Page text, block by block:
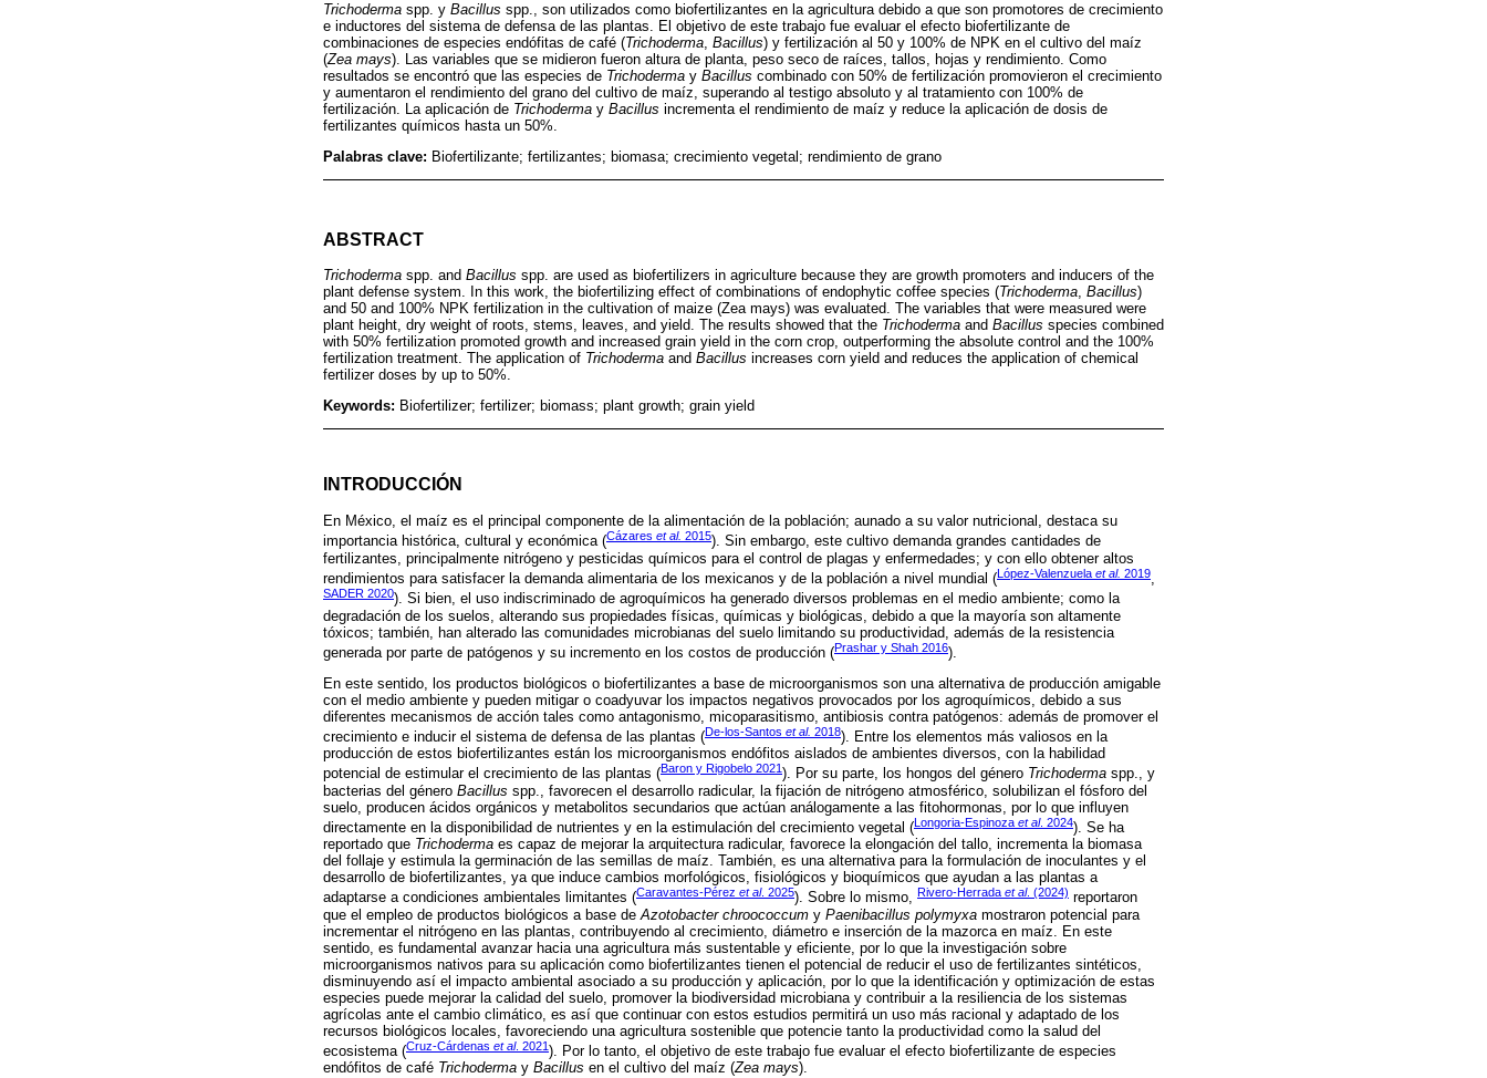
Trichoderma spp. y Bacillus spp., son utilizados como biofertilizantes en la agricultura debido a que son promotores de crecimiento
e inductores del sistema de defensa de las plantas. El objetivo de este trabajo fue evaluar el efecto biofertilizante de
combinaciones de especies endófitas de café (Trichoderma, Bacillus) y fertilización al 50 y 100% de NPK en el cultivo del maíz
(Zea mays). Las variables que se midieron fueron altura de planta, peso seco de raíces, tallos, hojas y rendimiento. Como
resultados se encontró que las especies de Trichoderma y Bacillus combinado con 50% de fertilización promovieron el crecimiento
y aumentaron el rendimiento del grano del cultivo de maíz, superando al testigo absoluto y al tratamiento con 100% de
fertilización. La aplicación de Trichoderma y Bacillus incrementa el rendimiento de maíz y reduce la aplicación de dosis de
fertilizantes químicos hasta un 50%.
Palabras clave: Biofertilizante; fertilizantes; biomasa; crecimiento vegetal; rendimiento de grano
ABSTRACT
Trichoderma spp. and Bacillus spp. are used as biofertilizers in agriculture because they are growth promoters and inducers of the
plant defense system. In this work, the biofertilizing effect of combinations of endophytic coffee species (Trichoderma, Bacillus)
and 50 and 100% NPK fertilization in the cultivation of maize (Zea mays) was evaluated. The variables that were measured were
plant height, dry weight of roots, stems, leaves, and yield. The results showed that the Trichoderma and Bacillus species combined
with 50% fertilization promoted growth and increased grain yield in the corn crop, outperforming the absolute control and the 100%
fertilization treatment. The application of Trichoderma and Bacillus increases corn yield and reduces the application of chemical
fertilizer doses by up to 50%.
Keywords: Biofertilizer; fertilizer; biomass; plant growth; grain yield
INTRODUCCIÓN
En México, el maíz es el principal componente de la alimentación de la población; aunado a su valor nutricional, destaca su
importancia histórica, cultural y económica (Cázares et al. 2015). Sin embargo, este cultivo demanda grandes cantidades de
fertilizantes, principalmente nitrógeno y pesticidas químicos para el control de plagas y enfermedades; y con ello obtener altos
rendimientos para satisfacer la demanda alimentaria de los mexicanos y de la población a nivel mundial (López-Valenzuela et al. 2019,
SADER 2020). Si bien, el uso indiscriminado de agroquímicos ha generado diversos problemas en el medio ambiente; como la
degradación de los suelos, alterando sus propiedades físicas, químicas y biológicas, debido a que la mayoría son altamente
tóxicos; también, han alterado las comunidades microbianas del suelo limitando su productividad, además de la resistencia
generada por parte de patógenos y su incremento en los costos de producción (Prashar y Shah 2016).
En este sentido, los productos biológicos o biofertilizantes a base de microorganismos son una alternativa de producción amigable
con el medio ambiente y pueden mitigar o coadyuvar los impactos negativos provocados por los agroquímicos, debido a sus
diferentes mecanismos de acción tales como antagonismo, micoparasitismo, antibiosis contra patógenos: además de promover el
crecimiento e inducir el sistema de defensa de las plantas (De-los-Santos et al. 2018). Entre los elementos más valiosos en la
producción de estos biofertilizantes están los microorganismos endófitos aislados de ambientes diversos, con la habilidad
potencial de estimular el crecimiento de las plantas (Baron y Rigobelo 2021). Por su parte, los hongos del género Trichoderma spp., y
bacterias del género Bacillus spp., favorecen el desarrollo radicular, la fijación de nitrógeno atmosférico, solubilizan el fósforo del
suelo, producen ácidos orgánicos y metabolitos secundarios que actúan análogamente a las fitohormonas, por lo que influyen
directamente en la disponibilidad de nutrientes y en la estimulación del crecimiento vegetal (Longoria-Espinoza et al. 2024). Se ha
reportado que Trichoderma es capaz de mejorar la arquitectura radicular, favorece la elongación del tallo, incrementa la biomasa
del follaje y estimula la germinación de las semillas de maíz. También, es una alternativa para la formulación de inoculantes y el
desarrollo de biofertilizantes, ya que induce cambios morfológicos, fisiológicos y bioquímicos que ayudan a las plantas a
adaptarse a condiciones ambientales limitantes (Caravantes-Pérez et al. 2025). Sobre lo mismo, Rivero-Herrada et al. (2024) reportaron
que el empleo de productos biológicos a base de Azotobacter chroococcum y Paenibacillus polymyxa mostraron potencial para
incrementar el nitrógeno en las plantas, contribuyendo al crecimiento, diámetro e inserción de la mazorca en maíz. En este
sentido, es fundamental avanzar hacia una agricultura más sustentable y eficiente, por lo que la investigación sobre
microorganismos nativos para su aplicación como biofertilizantes tienen el potencial de reducir el uso de fertilizantes sintéticos,
disminuyendo así el impacto ambiental asociado a su producción y aplicación, por lo que la identificación y optimización de estas
especies puede mejorar la calidad del suelo, promover la biodiversidad microbiana y contribuir a la resiliencia de los sistemas
agrícolas ante el cambio climático, es así que continuar con estos estudios permitirá un uso más racional y adaptado de los
recursos biológicos locales, favoreciendo una agricultura sostenible que potencie tanto la productividad como la salud del
ecosistema (Cruz-Cárdenas et al. 2021). Por lo tanto, el objetivo de este trabajo fue evaluar el efecto biofertilizante de especies
endófitos de café Trichoderma y Bacillus en el cultivo del maíz (Zea mays).